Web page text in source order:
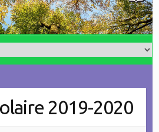
2019-2020